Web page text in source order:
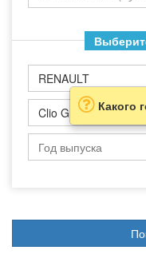
RENAULT
Clio GrandtourКакого